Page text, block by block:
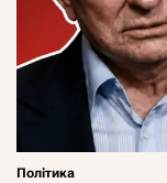
Політика